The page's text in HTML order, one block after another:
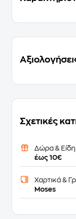
Σχετικές
Δώρα &
έως 10€
Χαρτικά &
Moses